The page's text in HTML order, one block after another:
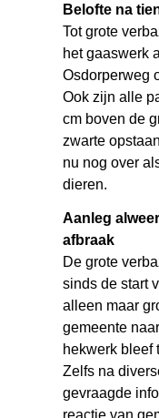
Belofte na
Tot grote
het gaaswerk
Osdorperweg
Ook zijn alle
cm boven de
zwarte
nu nog over
dieren.
Aanleg
afbraak
De grote
sinds de start
alleen maar
gemeente
hekwerk bleef
Zelfs na
gevraagde
reactie van